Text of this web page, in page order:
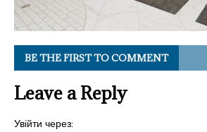
BE THE FIRST TO COMMENT
Leave a Reply
Увійти через: